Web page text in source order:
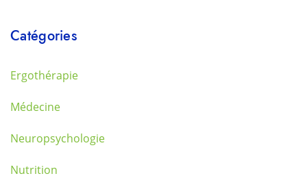
Catégories
Ergothérapie
Médecine
Neuropsychologie
Nutrition